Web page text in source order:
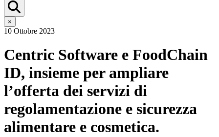
×
10 Ottobre 2023
Centric Software e FoodChain
ID, insieme per ampliare
l’offerta dei servizi di
regolamentazione e sicurezza
alimentare e cosmetica.